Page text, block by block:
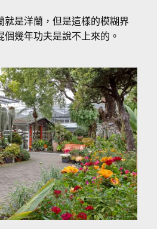
就是洋蘭，但是這樣的模糊界
幾年功夫是說不上來的。